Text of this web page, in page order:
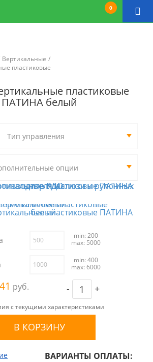
0
Вертикальные
пластиковые
пластиковые
ПАТИНА белый
Тип управления
опции
min: 200
max: 5000
min: 400
max: 6000
руб. - +
с текущими характеристиками
ВАРИАНТЫ ОПЛАТЫ: